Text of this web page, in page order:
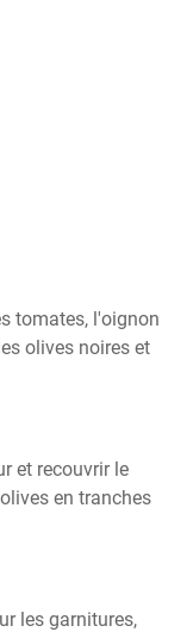
tomates, l'oignon
olives noires et
et recouvrir le
en tranches
les garnitures,